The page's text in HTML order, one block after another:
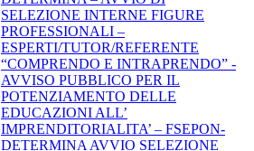
SELEZIONE INTERNE FIGURE
PROFESSIONALI –
ESPERTI/TUTOR/REFERENTE
“COMPRENDO E INTRAPRENDO” -
AVVISO PUBBLICO PER IL
POTENZIAMENTO DELLE
EDUCAZIONI ALL’
IMPRENDITORIALITA’ – FSEPON-
DETERMINA AVVIO SELEZIONE